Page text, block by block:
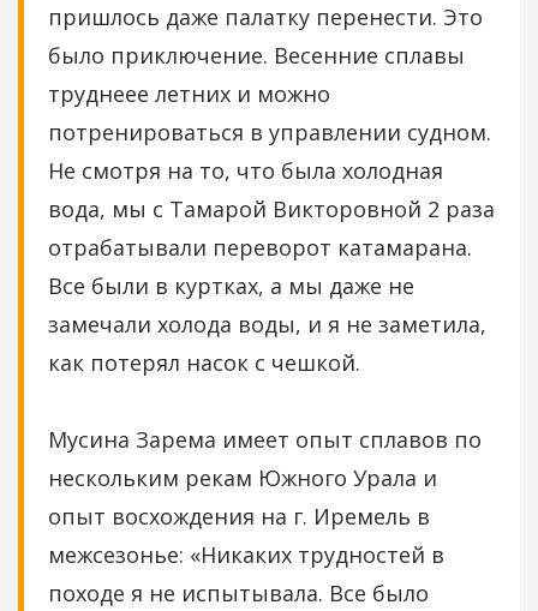
пришлось даже палатку перенести. Это
было приключение. Весенние сплавы
труднеее летних и можно
потренироваться в управлении судном.
Не смотря на то, что была холодная
вода, мы с Тамарой Викторовной 2 раза
отрабатывали переворот катамарана.
Все были в куртках, а мы даже не
замечали холода воды, и я не заметила,
как потерял насок с чешкой.
Мусина Зарема имеет опыт сплавов по
нескольким рекам Южного Урала и
опыт восхождения на г. Иремель в
межсезонье: «Никаких трудностей в
походе я не испытывала. Все было